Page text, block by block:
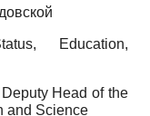
Education,
Head of the
and Science